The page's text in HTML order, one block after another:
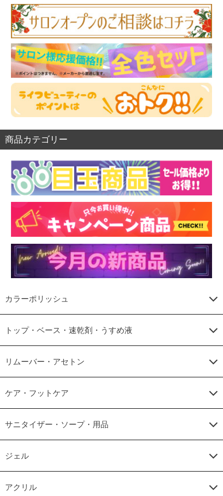
商品カテゴリー
カラーポリッシュ
トップ・ベース・速乾剤・うすめ液
リムーバー・アセトン
ケア・フットケア
サニタイザー・ソープ・用品
ジェル
アクリル